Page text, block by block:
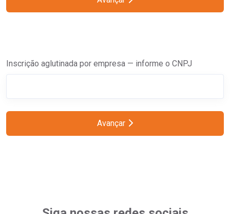
Inscrição aglutinada por empresa — informe o CNPJ
Avançar